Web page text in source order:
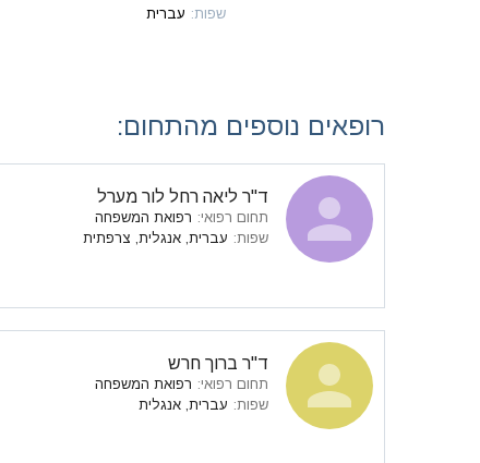
שפות: עברית
רופאים נוספים מהתחום:
ד"ר ליאה רחל לור מערל
תחום רפואי: רפואת המשפחה
שפות: עברית, אנגלית, צרפתית
ד"ר ברוך חרש
תחום רפואי: רפואת המשפחה
שפות: עברית, אנגלית